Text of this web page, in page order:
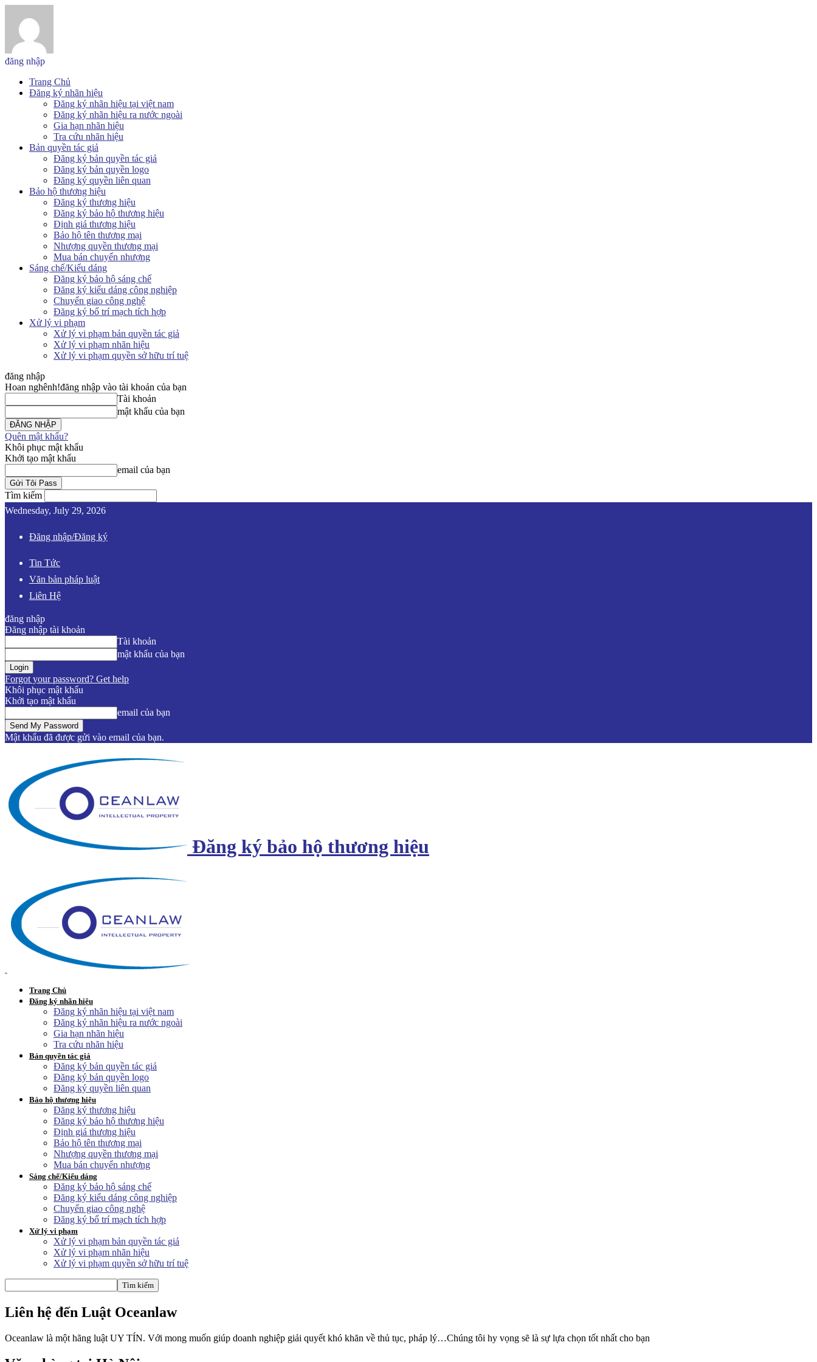
đăng nhập
Trang Chủ
Đăng ký nhãn hiệu
Đăng ký nhãn hiệu tại việt nam
Đăng ký nhãn hiệu ra nước ngoài
Gia hạn nhãn hiệu
Tra cứu nhãn hiệu
Bản quyền tác giả
Đăng ký bản quyền tác giả
Đăng ký bản quyền logo
Đăng ký quyền liên quan
Bảo hộ thương hiệu
Đăng ký thương hiệu
Đăng ký bảo hộ thương hiệu
Định giá thương hiệu
Bảo hộ tên thương mại
Nhượng quyền thương mại
Mua bán chuyển nhượng
Sáng chế/Kiểu dáng
Đăng ký bảo hộ sáng chế
Đăng ký kiểu dáng công nghiệp
Chuyển giao công nghệ
Đăng ký bố trí mạch tích hợp
Xử lý vi phạm
Xử lý vi phạm bản quyền tác giả
Xử lý vi phạm nhãn hiệu
Xử lý vi phạm quyền sở hữu trí tuệ
đăng nhập
Hoan nghênh!đăng nhập vào tài khoản của bạn
Tài khoản
mật khẩu của bạn
Quên mật khẩu?
Khôi phục mật khẩu
Khởi tạo mật khẩu
email của bạn
Tìm kiếm
Wednesday, July 29, 2026
Đăng nhập/Đăng ký
Tin Tức
Văn bản pháp luật
Liên Hệ
đăng nhập
Đăng nhập tài khoản
Tài khoản
mật khẩu của bạn
Forgot your password? Get help
Khôi phục mật khẩu
Khởi tạo mật khẩu
email của bạn
Mật khẩu đã được gửi vào email của bạn.
Đăng ký bảo hộ thương hiệu
Trang Chủ
Đăng ký nhãn hiệu
Đăng ký nhãn hiệu tại việt nam
Đăng ký nhãn hiệu ra nước ngoài
Gia hạn nhãn hiệu
Tra cứu nhãn hiệu
Bản quyền tác giả
Đăng ký bản quyền tác giả
Đăng ký bản quyền logo
Đăng ký quyền liên quan
Bảo hộ thương hiệu
Đăng ký thương hiệu
Đăng ký bảo hộ thương hiệu
Định giá thương hiệu
Bảo hộ tên thương mại
Nhượng quyền thương mại
Mua bán chuyển nhượng
Sáng chế/Kiểu dáng
Đăng ký bảo hộ sáng chế
Đăng ký kiểu dáng công nghiệp
Chuyển giao công nghệ
Đăng ký bố trí mạch tích hợp
Xử lý vi phạm
Xử lý vi phạm bản quyền tác giả
Xử lý vi phạm nhãn hiệu
Xử lý vi phạm quyền sở hữu trí tuệ
Liên hệ đến Luật Oceanlaw
Oceanlaw là một hãng luật UY TÍN. Với mong muốn giúp doanh nghiệp giải quyết khó khăn về thủ tục, pháp lý…Chúng tôi hy vọng sẽ là sự lựa chọn tốt nhất cho bạn